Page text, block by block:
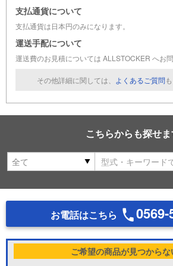
支払通貨について
支払通貨は日本円のみになります。
運送手配について
運送費のお見積については ALLSTOCKER へお
その他詳細に関しては、 よくあるご質問
こちらからも探せ
お電話はこちら 0569-
ご希望の商品が見つから